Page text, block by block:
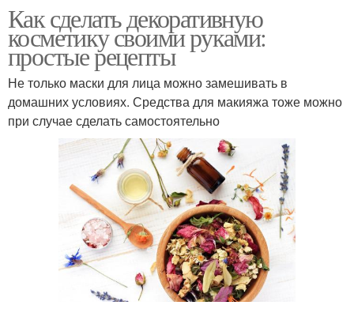
Как сделать декоративную
косметику своими руками:
простые рецепты
Не только маски для лица можно замешивать в
домашних условиях. Средства для макияжа тоже можно
при случае сделать самостоятельно